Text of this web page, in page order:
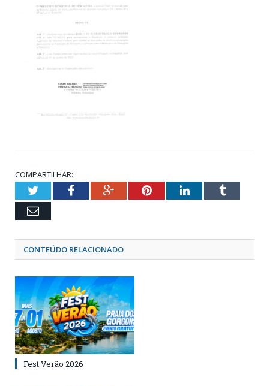
COMPARTILHAR:
TwitterFacebookGoogle+PinterestLinkedInTumblr
Email
CONTEÚDO RELACIONADO
Fest Verão 2026